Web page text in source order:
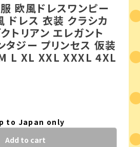
欧風ドレスワンピー
ドレス 衣装 クラシカ
トリアン エレガント
タジー プリンセス 仮装
L XL XXL XXXL 4XL
to Japan only
Add to cart